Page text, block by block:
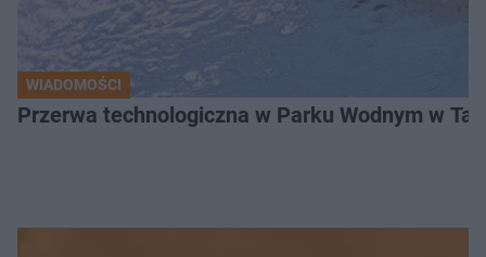
WIADOMOŚCI
Przerwa technologiczna w Parku Wodnym w